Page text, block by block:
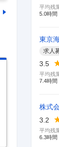
平均残
5.0時間
東京
求人
3.5
平均残
7.4時間
株式
3.2
平均残
6.3時間